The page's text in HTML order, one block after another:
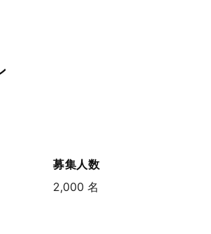
募集人数
2,000 名